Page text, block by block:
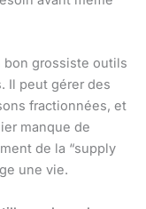
bon grossiste outils
Il peut gérer des
fractionnées, et
manque de
de la “supply
une vie.